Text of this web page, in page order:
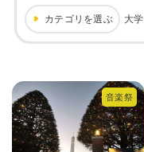
カテゴリを選ぶ 大学
音楽祭